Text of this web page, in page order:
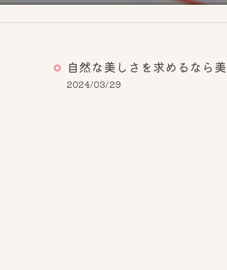
自然な美しさを求めるなら
2024/03/29